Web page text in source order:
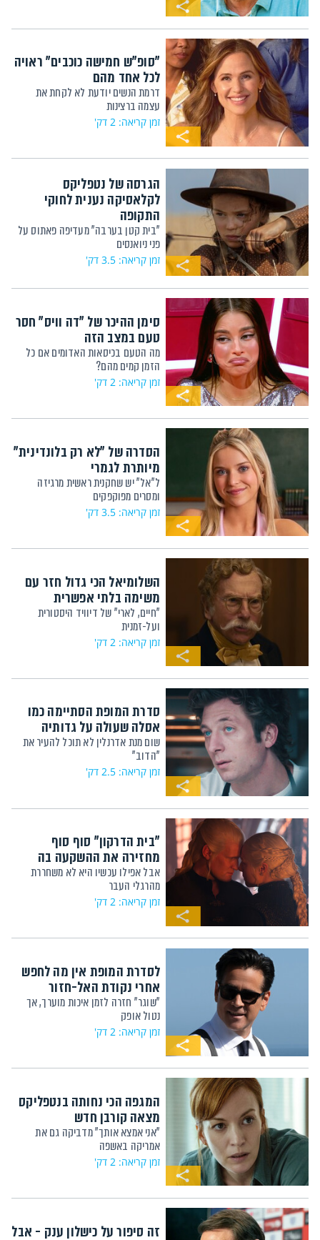
"סופ"ש חמישה כוכבים" ראויה
לכל אחד מהם
דרמת הנשים יודעת לא לקחת את
עצמה ברצינות
זמן קריאה: 2 דק'
הגרסה של נטפליקס
לקלאסיקה נענית לחוקי
התקופה
"בית קטן בערבה" מעדיפה פאתוס על
פני ניואנסים
זמן קריאה: 3.5 דק'
סימן ההיכר של "דה וויס" חסר
טעם במצב הזה
מה הטעם בכיסאות האדומים אם כל
הזמן קמים מהם?
זמן קריאה: 2 דק'
הסדרה של "לא רק בלונדינית"
מיותרת לגמרי
ל"אל" יש שחקנית ראשית מרגיזה
ומסרים מפוקפקים
זמן קריאה: 3.5 דק'
השלומיאל הכי גדול חזר עם
משימה בלתי אפשרית
"חיים, לארי" של דיוויד היסטורית
ועל-זמנית
זמן קריאה: 2 דק'
סדרת המופת הסתיימה כמו
אסלה שעולה על גדותיה
שום מנת אדרנלין לא תוכל להעיר את
"הדוב"
זמן קריאה: 2.5 דק'
"בית הדרקון" סוף סוף
מחזירה את ההשקעה בה
אבל אפילו עכשיו היא לא משחררת
מהרגלי העבר
זמן קריאה: 2 דק'
לסדרת המופת אין מה לחפש
אחרי נקודת האל-חזור
"שוגר" חזרה לזמן איכות מוערך, אך
נטול אופק
זמן קריאה: 2 דק'
המגפה הכי נחותה בנטפליקס
מצאה קורבן חדש
"אני אמצא אותך" מדביקה גם את
אמריקה באשפה
זמן קריאה: 2 דק'
זה סיפור על כישלון ענק - אבל